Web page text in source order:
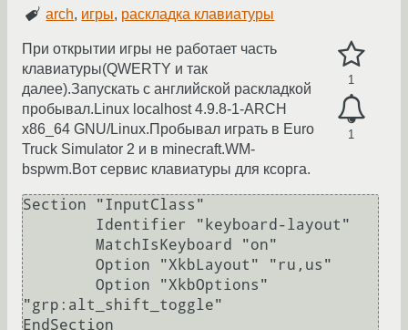
arch, игры, раскладка клавиатуры
1
1
При открытии игры не работает часть
клавиатуры(QWERTY и так
далее).Запускать с английской раскладкой
пробывал.Linux localhost 4.9.8-1-ARCH
x86_64 GNU/Linux.Пробывал играть в Euro
Truck Simulator 2 и в minecraft.WM-
bspwm.Вот сервис клавиатуры для ксорга.
Section "InputClass"
"grp:alt_shift_toggle"